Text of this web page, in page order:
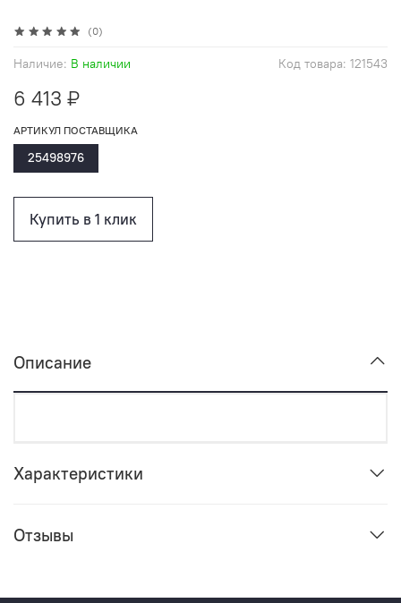
(0)
Код товара: 121543
Наличие: В наличии
6 413 ₽
Купить в 1 клик
АРТИКУЛ ПОСТАВЩИКА
25498976
Описание
Характеристики
Отзывы